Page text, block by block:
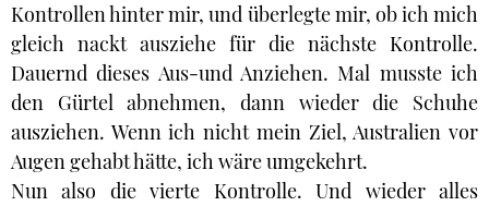
Kontrollen hinter mir, und überlegte mir, ob ich mich
gleich nackt ausziehe für die nächste Kontrolle.
Dauernd dieses Aus-und Anziehen. Mal musste ich
den Gürtel abnehmen, dann wieder die Schuhe
ausziehen. Wenn ich nicht mein Ziel, Australien vor
Augen gehabt hätte, ich wäre umgekehrt.
Nun also die vierte Kontrolle. Und wieder alles